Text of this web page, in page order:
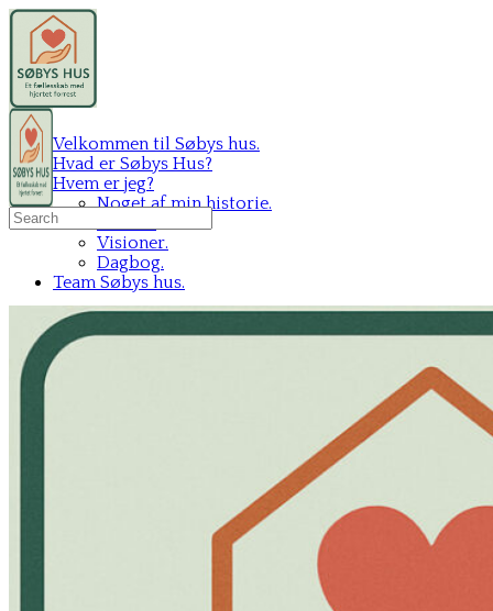
Velkommen til Søbys hus.
Hvad er Søbys Hus?
Hvem er jeg?
Noget af min historie.
Visioner.
Dagbog.
Team Søbys hus.
Sign in Sign up
Search
for: